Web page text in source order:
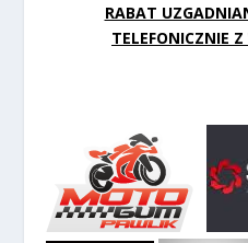
RABAT
TELEFONICZNIE